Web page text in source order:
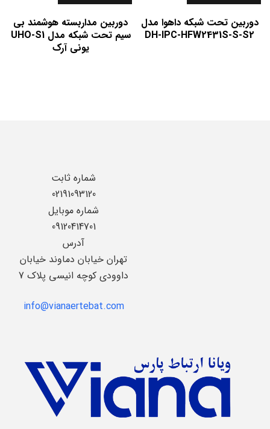
دوربین تحت شبکه داهوا مدل
DH-IPC-HFW2431S-S-S2
دوربین مداربسته هوشمند بی
سیم تحت شبکه مدل UHO-S1
یونی آرک
شماره ثابت
02191093120
شماره موبایل
09120414701
آدرس
تهران خیابان دماوند خیابان
داوودی کوچه انیسی پلاک 7
info@vianaertebat.com